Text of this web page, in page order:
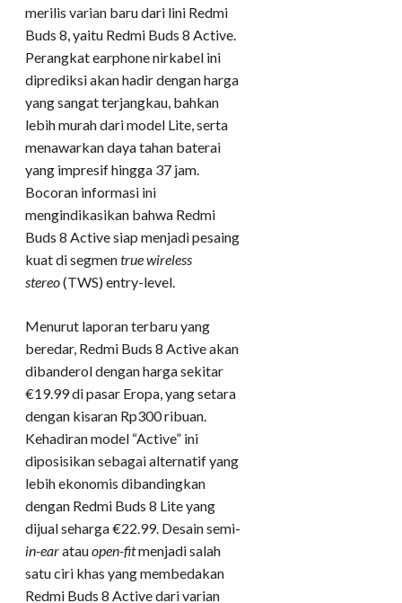
merilis varian baru dari lini Redmi
Buds 8, yaitu Redmi Buds 8 Active.
Perangkat earphone nirkabel ini
diprediksi akan hadir dengan harga
yang sangat terjangkau, bahkan
lebih murah dari model Lite, serta
menawarkan daya tahan baterai
yang impresif hingga 37 jam.
Bocoran informasi ini
mengindikasikan bahwa Redmi
Buds 8 Active siap menjadi pesaing
kuat di segmentrue wireless
stereo(TWS) entry-level.
Menurut laporan terbaru yang
beredar, Redmi Buds 8 Active akan
dibanderol dengan harga sekitar
€19.99 di pasar Eropa, yang setara
dengan kisaran Rp300 ribuan.
Kehadiran model “Active” ini
diposisikan sebagai alternatif yang
lebih ekonomis dibandingkan
dengan Redmi Buds 8 Lite yang
dijual seharga €22.99. Desain semi-
in-earatauopen-fitmenjadi salah
satu ciri khas yang membedakan
Redmi Buds 8 Active dari varian